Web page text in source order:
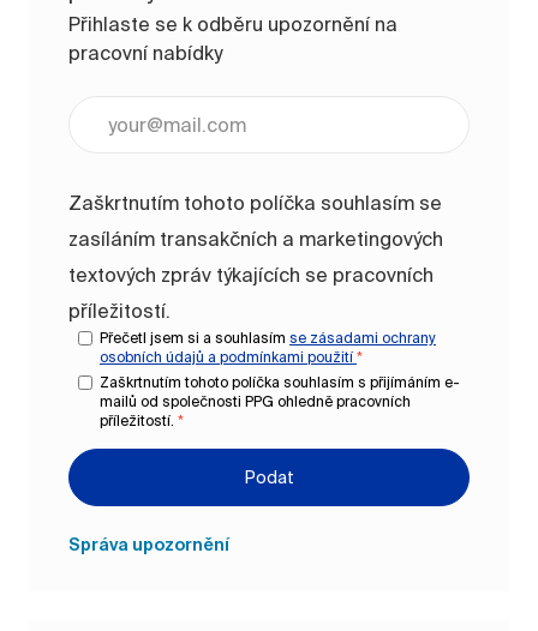
Přihlaste se k odběru upozornění na
pracovní nabídky
Zaškrtnutím tohoto políčka souhlasím se
zasíláním transakčních a marketingových
textových zpráv týkajících se pracovních
příležitostí.
Přečetl jsem si a souhlasím se zásadami ochrany
osobních údajů a podmínkami použití *
Zaškrtnutím tohoto políčka souhlasím s přijímáním e-
mailů od společnosti PPG ohledně pracovních
příležitostí. *
Podat
Správa upozornění